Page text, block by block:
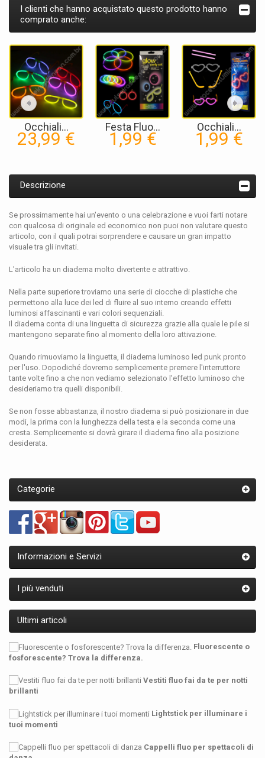
I clienti che hanno acquistato questo prodotto hanno
comprato anche:
Occhiali...
23,99 €
Festa Fluo...
1,99 €
Occhiali...
1,99 €
Descrizione
Se prossimamente hai un'evento o una celebrazione e vuoi farti notare
con qualcosa di originale ed economico non puoi non valutare questo
articolo, con il quali potrai sorprendere e causare un gran impatto
visuale tra gli invitati.
L'articolo ha un diadema molto divertente e attrattivo.
Nella parte superiore troviamo una serie di ciocche di plastiche che
permettono alla luce dei led di fluire al suo interno creando effetti
luminosi affascinanti e vari colori sequenziali.
Il diadema conta di una linguetta di sicurezza grazie alla quale le pile si
mantengono separate fino al momento della loro attivazione.
Quando rimuoviamo la linguetta, il diadema luminoso led punk pronto
per l'uso. Dopodiché dovremo semplicemente premere l'interruttore
tante volte fino a che non vediamo selezionato l'effetto luminoso che
desideriamo tra quelli disponibili.
Se non fosse abbastanza, il nostro diadema si può posizionare in due
modi, la prima con la lunghezza della testa e la seconda come una
cresta. Semplicemente si dovrà girare il diadema fino alla posizione
desiderata.
Categorie
Informazioni e Servizi
I più venduti
Ultimi articoli
Fluorescente o
fosforescente? Trova la differenza.
Vestiti fluo fai da te per notti
brillanti
Lightstick per illuminare i
tuoi momenti
Cappelli fluo per spettacoli di